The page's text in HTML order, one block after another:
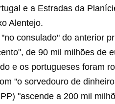
e a Estradas da
Alentejo.
consulado" do anterior
de 90 mil milhões de
e os portugueses foram
"o sorvedouro de
"ascende a 200 mil